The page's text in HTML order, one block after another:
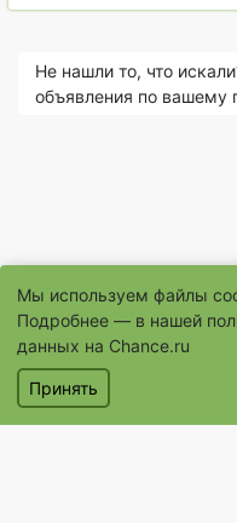
Не нашли то, что
объявления по вашему
Мы используем файлы
Подробнее — в нашей
данных на Chance.ru
Принять
© 1996–2026 Сайт
® «Шанс», «chance» являются
знаками